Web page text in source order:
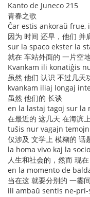
Kanto de Juneco 215
青春之歌
Ĉar estis ankoraŭ
因为 时间 还早，他们 并
sur la spaco ekster la
就在 车站外面的 一片空
Kvankam ili konatiĝis
虽然 他们 认识 不过几天
kvankam iliaj longaj
虽然 他们的 长谈
en la lastaj tagoj sur la
在最近的 这几天 在海滨
tuŝis nur vagajn
仅涉及 文学上 模糊的 话
la homa vivo kaj la
人生和社会的，然而 现在
en la momento de
当在这 就要分别的 一霎间
ili ambaŭ sentis ne-